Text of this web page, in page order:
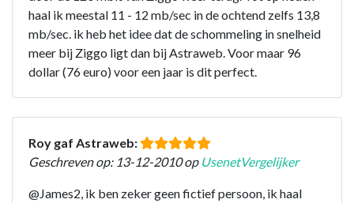
haal ik meestal 11 - 12 mb/sec in de ochtend zelfs 13,8
mb/sec. ik heb het idee dat de schommeling in snelheid
meer bij Ziggo ligt dan bij Astraweb. Voor maar 96
dollar (76 euro) voor een jaar is dit perfect.
Roy gaf Astraweb:
Geschreven op: 13-12-2010 op UsenetVergelijker
@James2, ik ben zeker geen fictief persoon, ik haal